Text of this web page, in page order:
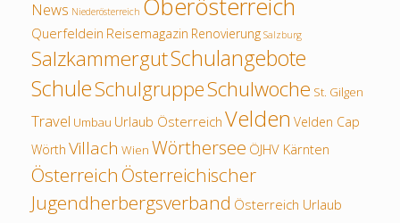
News Niederösterreich Oberösterreich
Querfeldein Reisemagazin Renovierung Salzburg
SalzkammergutSchulangebote
SchuleSchulgruppeSchulwoche St. Gilgen
Travel Umbau Urlaub Österreich Velden Velden Cap
Wörth Villach Wien Wörthersee ÖJHV Kärnten
Österreich Österreichischer
Jugendherbergsverband Österreich Urlaub